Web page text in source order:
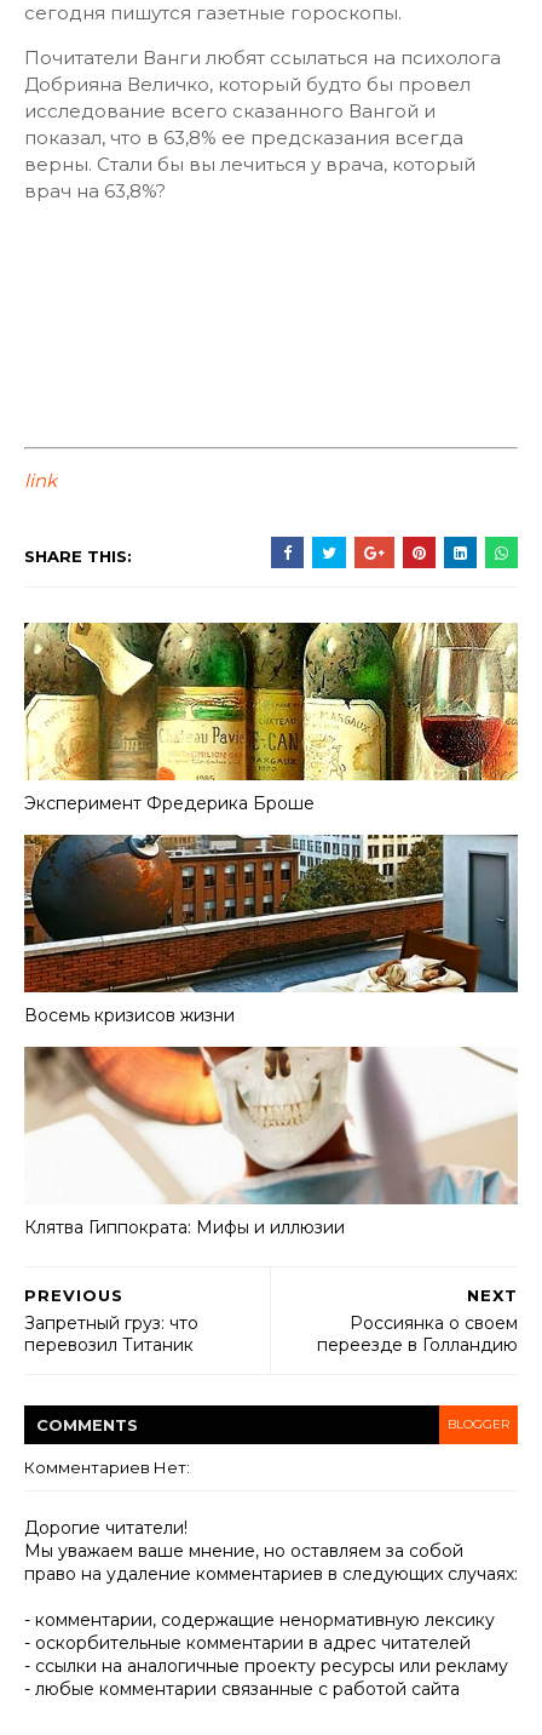
сегодня пишутся газетные гороскопы.
Почитатели Ванги любят ссылаться на психолога
Добрияна Величко, который будто бы провел
исследование всего сказанного Вангой и
показал, что в 63,8% ее предсказания всегда
верны. Стали бы вы лечиться у врача, который
врач на 63,8%?
link
SHARE THIS:
Эксперимент Фредерика Броше
Восемь кризисов жизни
Клятва Гиппократа: Мифы и иллюзии
NEXT
Россиянка о своем
переезде в Голландию
PREVIOUS
Запретный груз: что
перевозил Титаник
COMMENTS BLOGGER
Комментариев Нет:
Дорогие читатели!
Мы уважаем ваше мнение, но оставляем за собой
право на удаление комментариев в следующих случаях:
- комментарии, содержащие ненормативную лексику
- оскорбительные комментарии в адрес читателей
- ссылки на аналогичные проекту ресурсы или рекламу
- любые комментарии связанные с работой сайта